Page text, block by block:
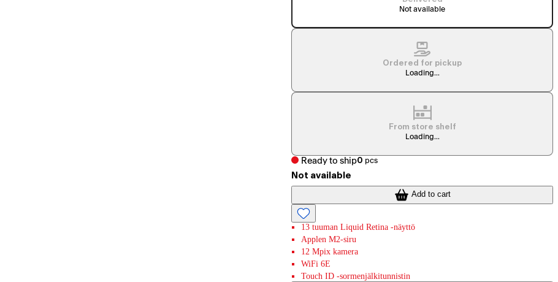
Not available
Ordered for pickup
Loading...
From store shelf
Loading...
Ready to ship0 pcs
Not available
Add to cart
13 tuuman Liquid Retina -näyttö
Applen M2-siru
12 Mpix kamera
WiFi 6E
Touch ID -sormenjälkitunnistin